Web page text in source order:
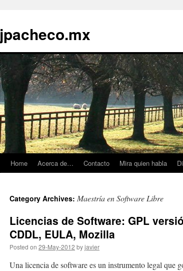
jpacheco.mx
Skip
content
Home Acerca de… Contacto Mira quien habla
Category Archives: Maestría en Software Libre
Licencias de Software: GPL
CDDL, EULA, Mozilla
Posted on 29-May-2012 byjavier
Una licencia de software es un instrumento legal que